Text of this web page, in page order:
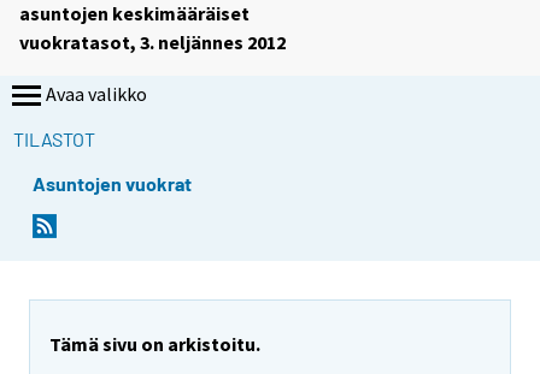
asuntojen keskimääräiset
vuokratasot, 3. neljännes 2012
Avaa valikko
TILASTOT
Asuntojen vuokrat
Tämä sivu on arkistoitu.